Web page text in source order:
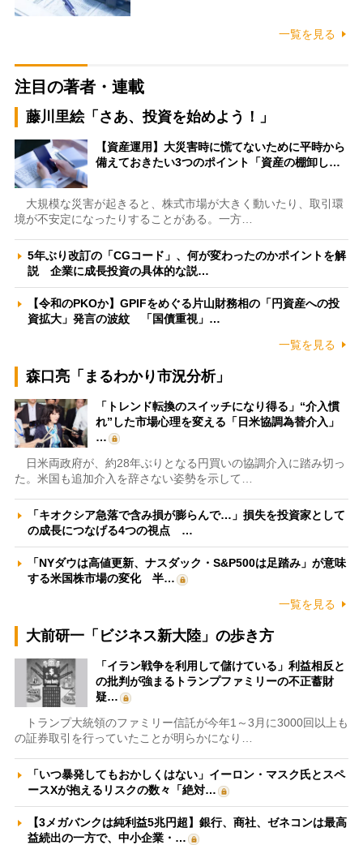
一覧を見る
注目の著者・連載
藤川里絵「さあ、投資を始めよう！」
【資産運用】大災害時に慌てないために平時から
備えておきたい3つのポイント「資産の棚卸し…
大規模な災害が起きると、株式市場が大きく動いたり、取引環
境が不安定になったりすることがある。一方…
5年ぶり改訂の「CGコード」、何が変わったのかポイントを解
説 企業に成長投資の具体的な説…
【令和のPKOか】GPIFをめぐる片山財務相の「円資産への投
資拡大」発言の波紋 「国債重視」…
一覧を見る
森口亮「まるわかり市況分析」
「トレンド転換のスイッチになり得る」“介入慣
れ”した市場心理を変える「日米協調為替介入」
…
日米両政府が、約28年ぶりとなる円買いの協調介入に踏み切っ
た。米国も追加介入を辞さない姿勢を示して…
「キオクシア急落で含み損が膨らんで…」損失を投資家として
の成長につなげる4つの視点 …
「NYダウは高値更新、ナスダック・S&P500は足踏み」が意味
する米国株市場の変化 半…
一覧を見る
大前研一「ビジネス新大陸」の歩き方
「イラン戦争を利用して儲けている」利益相反と
の批判が強まるトランプファミリーの不正蓄財
疑…
トランプ大統領のファミリー信託が今年1～3月に3000回以上も
の証券取引を行っていたことが明らかになり…
「いつ暴発してもおかしくはない」イーロン・マスク氏とスペ
ースXが抱えるリスクの数々「絶対…
【3メガバンクは純利益5兆円超】銀行、商社、ゼネコンは最高
益続出の一方で、中小企業・…